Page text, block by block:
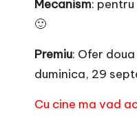
Mecanism:
🙂
Premiu: Ofer
duminica, 29
Cu cine ma vad